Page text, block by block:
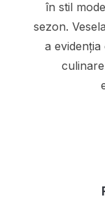
în stil
sezon.
a